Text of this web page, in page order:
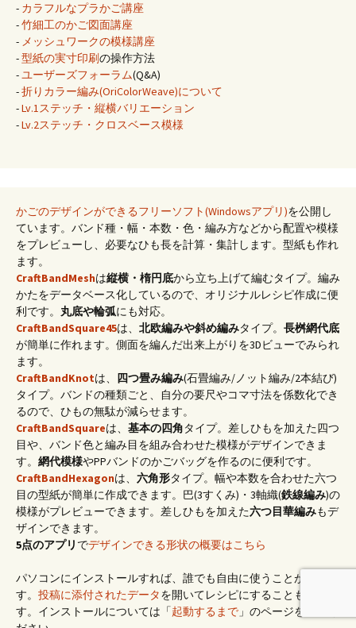
- カラフルなプラかご講座
-竹細工のかご図面講座
- メッシュワークの模様講座
-型紙の実寸印刷の操作方法
-ユーザーズフォーラム(Q&A)
-折りカラー編み(OriColorWeave)について
-Lv.1ステッチ・縦横バリエーション
-Lv.2ステッチ・クロスベース模様
かごのデザインができるフリーソフト(Windowsアプリ)を公開し
ています。バンド種・幅・本数・色・編み方などから配置や模様
をプレビューし、必要なひも長を計算・集計します。型紙も作れ
ます。
CraftBandMeshは縦横・楕円底から立ち上げて編むタイプ。編み
かたをデータベース化しているので、オリジナルレシピ作成に便
利です。 丸底や輪弧にも対応。
CraftBandSquare45は、 北欧編みや斜め編みタイプ。 長桝網代底
が簡単に作れます。側面を編んだ出来上がりを3Dビューでみられ
ます。
CraftBandKnotは、 四つ畳み編み(石畳編み/ノット編み/2本結び)
タイプ。バンドの種類ごと、自分の要尺やコマ寸法を係数化でき
るので、ひもの無駄が減らせます。
CraftBandSquareは、 基本の四角タイプ。差しひもを加えた四つ
目や、バンド色と編み目を組み合わせた模様がデザインできま
す。 網代模様やPPバンドのかごバッグを作るのに便利です。
CraftBandHexagonは、 六角形タイプ。幅や本数を合わせた六つ
目の型紙が簡単に作成できます。巴(3すくみ)・3軸織(鉄線編み)の
模様がプレビューできます。差しひもを加えた六つ目華編みもデ
ザインできます。
5点のアプリ でデザインできる形状の概要はこちら
パソコンにインストールすれば、誰でも自由に使うことができま
す。 投稿に添付されたデータを開いてレシピにすることもできま
す。インストールについては「起動するまで 」のページをご覧く